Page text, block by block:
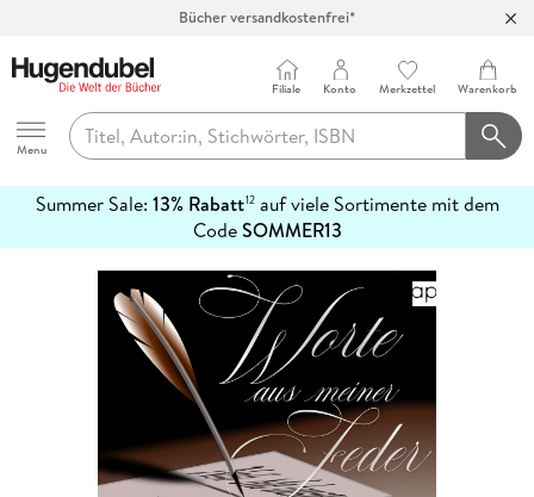
Bücher versandkostenfrei*
Abholung in über 100 Filialen
Hugendubel
Menu
Filiale Konto Merkzettel Warenkorb
Summer Sale: 13% Rabatt12auf viele Sortimente mit dem
CodeSOMMER13
erfahren